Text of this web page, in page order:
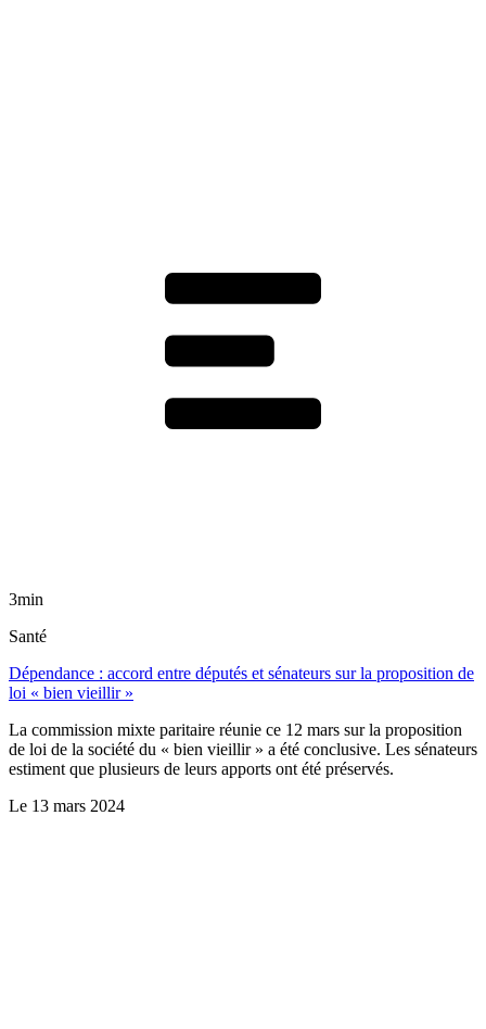
3min
Santé
Dépendance : accord entre députés et sénateurs sur la proposition de
loi « bien vieillir »
La commission mixte paritaire réunie ce 12 mars sur la proposition
de loi de la société du « bien vieillir » a été conclusive. Les sénateurs
estiment que plusieurs de leurs apports ont été préservés.
Le 13 mars 2024